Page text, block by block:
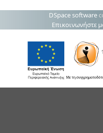
DSpace software
Επικοινωνήστε